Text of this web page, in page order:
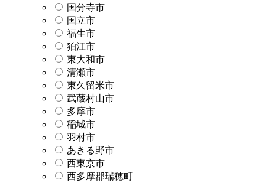
国分寺市
国立市
福生市
狛江市
東大和市
清瀬市
東久留米市
武蔵村山市
多摩市
稲城市
羽村市
あきる野市
西東京市
西多摩郡瑞穂町